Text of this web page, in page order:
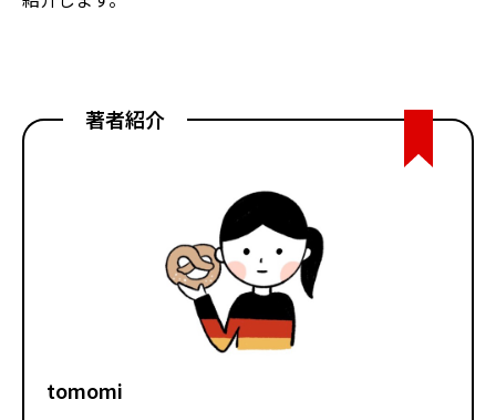
著者紹介
tomomi